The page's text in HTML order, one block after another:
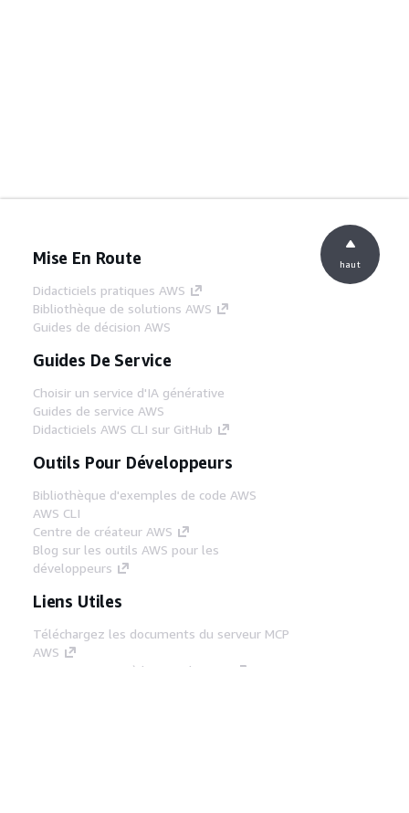
Mise En Route
Didacticiels pratiques AWS
Bibliothèque de solutions AWS
Guides de décision AWS
Guides De Service
Choisir un service d'IA générative
Guides de service AWS
Didacticiels AWS CLI sur GitHub
Outils Pour Développeurs
Bibliothèque d'exemples de code AWS
AWS CLI
Centre de créateur AWS
Blog sur les outils AWS pour les
développeurs
Liens Utiles
Téléchargez les documents du serveur MCP
AWS
Connectez-vous à la console AWS
haut